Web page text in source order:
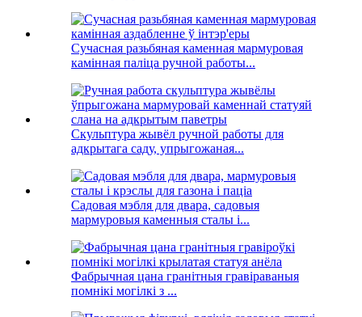
Сучасная разьбяная каменная мармуровая
камінная паліца ручной работы...
Скульптура жывёл ручной работы для
адкрытага саду, упрыгожаная...
Садовая мэбля для двара, садовыя
мармуровыя каменныя сталы і...
Фабрычная цана гранітныя гравіраваныя
помнікі могілкі з ...